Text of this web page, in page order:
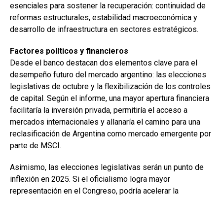
esenciales para sostener la recuperación: continuidad de
reformas estructurales, estabilidad macroeconómica y
desarrollo de infraestructura en sectores estratégicos.
Factores políticos y financieros
Desde el banco destacan dos elementos clave para el
desempeño futuro del mercado argentino: las elecciones
legislativas de octubre y la flexibilización de los controles
de capital. Según el informe, una mayor apertura financiera
facilitaría la inversión privada, permitiría el acceso a
mercados internacionales y allanaría el camino para una
reclasificación de Argentina como mercado emergente por
parte de MSCI.
Asimismo, las elecciones legislativas serán un punto de
inflexión en 2025. Si el oficialismo logra mayor
representación en el Congreso, podría acelerar la